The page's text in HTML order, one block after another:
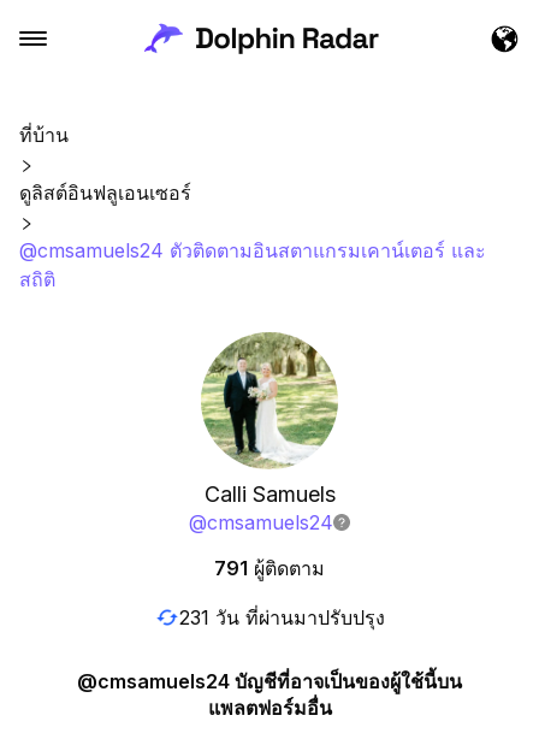
ที่บ้าน
ดูลิสต์อินฟลูเอนเซอร์
@cmsamuels24 ตัวติดตามอินสตาแกรมเคาน์เตอร์ และ
สถิติ
Calli Samuels
@cmsamuels24
791 ผู้ติดตาม
231 วัน ที่ผ่านมาปรับปรุง
@cmsamuels24 บัญชีที่อาจเป็นของผู้ใช้นี้บน
แพลตฟอร์มอื่น